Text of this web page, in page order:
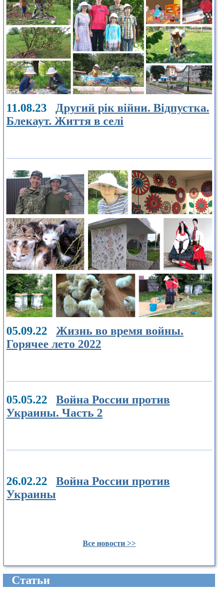
11.08.23 Другий рік війни. Відпустка.
Блекаут. Життя в селі
05.09.22 Жизнь во время войны.
Горячее лето 2022
05.05.22 Война России против
Украины. Часть 2
26.02.22 Война России против
Украины
Все новости >>
Cтатьи